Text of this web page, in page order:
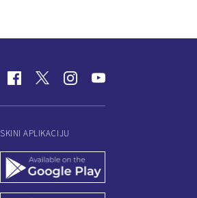
SKINI APLIKACIJU